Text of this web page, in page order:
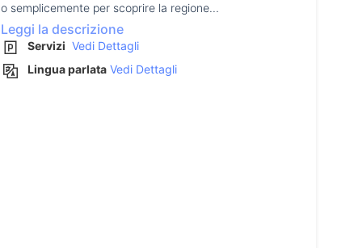
o semplicemente per scoprire la regione...
Leggi la descrizione
Servizi Vedi Dettagli
Lingua parlata Vedi Dettagli